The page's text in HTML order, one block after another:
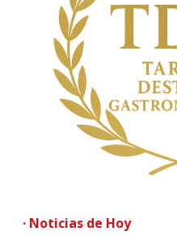
· Noticias de Hoy